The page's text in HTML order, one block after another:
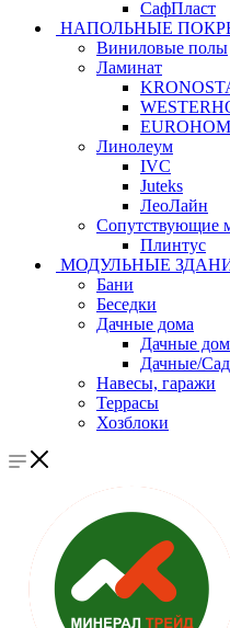
СафПласт
НАПОЛЬНЫЕ
Виниловые полы
Ламинат
Линолеум
IVC
Juteks
ЛеоЛайн
Сопутствующие
Плинтус
МОДУЛЬНЫЕ
Бани
Беседки
Дачные дома
Дачные
Дачные/
Навесы, гаражи
Террасы
Хозблоки